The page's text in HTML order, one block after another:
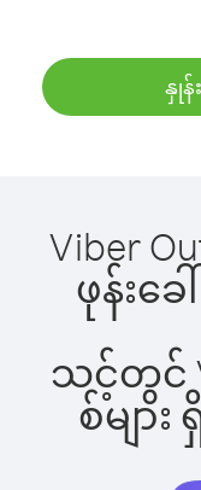
နှုန်
Viber
ဖုန်းခ
သင့်တွင်
စ်မျာ